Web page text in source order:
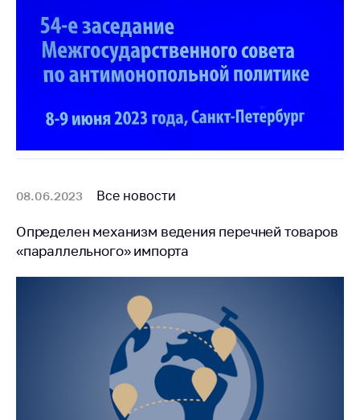
08.06.2023 Все новости
Определен механизм ведения перечней товаров
«параллельного» импорта